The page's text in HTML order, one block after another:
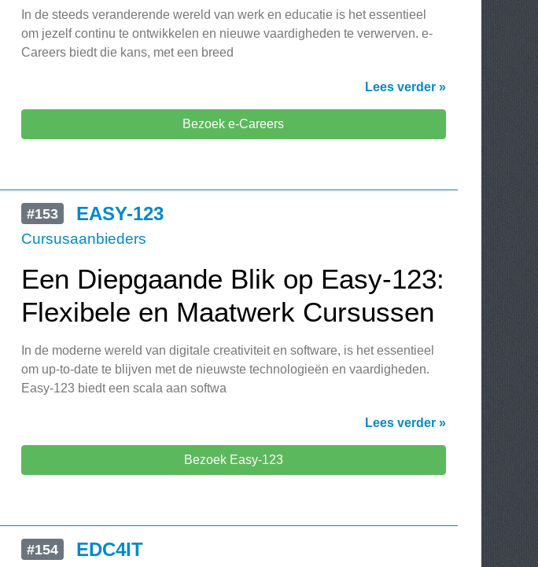
In de steeds veranderende wereld van werk en educatie is het essentieel
om jezelf continu te ontwikkelen en nieuwe vaardigheden te verwerven. e-
Careers biedt die kans, met een breed
Lees verder »
Bezoek e-Careers
#153 EASY-123
Cursusaanbieders
Een Diepgaande Blik op Easy-123:
Flexibele en Maatwerk Cursussen
In de moderne wereld van digitale creativiteit en software, is het essentieel
om up-to-date te blijven met de nieuwste technologieën en vaardigheden.
Easy-123 biedt een scala aan softwa
Lees verder »
Bezoek Easy-123
#154 EDC4IT